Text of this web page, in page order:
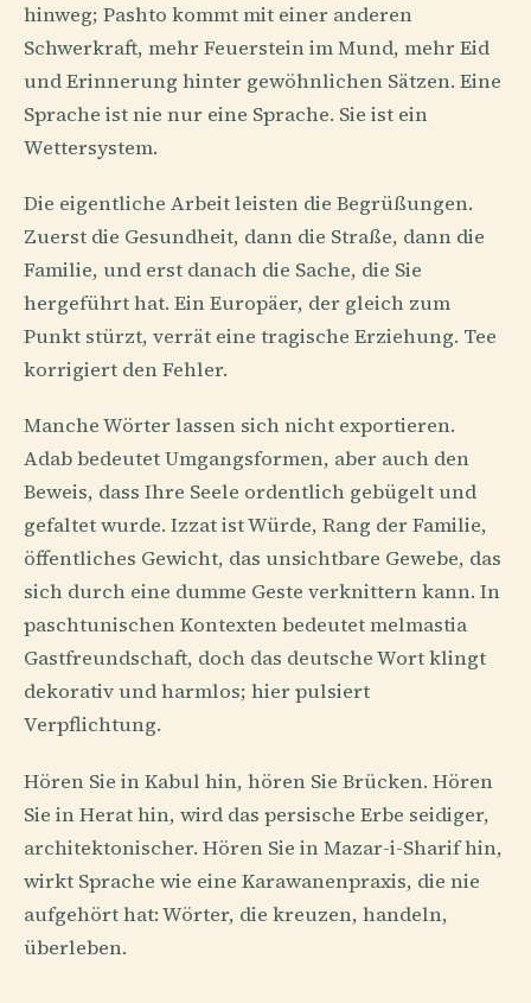
hinweg; Pashto kommt mit einer anderen
Schwerkraft, mehr Feuerstein im Mund, mehr Eid
und Erinnerung hinter gewöhnlichen Sätzen. Eine
Sprache ist nie nur eine Sprache. Sie ist ein
Wettersystem.
Die eigentliche Arbeit leisten die Begrüßungen.
Zuerst die Gesundheit, dann die Straße, dann die
Familie, und erst danach die Sache, die Sie
hergeführt hat. Ein Europäer, der gleich zum
Punkt stürzt, verrät eine tragische Erziehung. Tee
korrigiert den Fehler.
Manche Wörter lassen sich nicht exportieren.
Adab bedeutet Umgangsformen, aber auch den
Beweis, dass Ihre Seele ordentlich gebügelt und
gefaltet wurde. Izzat ist Würde, Rang der Familie,
öffentliches Gewicht, das unsichtbare Gewebe, das
sich durch eine dumme Geste verknittern kann. In
paschtunischen Kontexten bedeutet melmastia
Gastfreundschaft, doch das deutsche Wort klingt
dekorativ und harmlos; hier pulsiert
Verpflichtung.
Hören Sie in Kabul hin, hören Sie Brücken. Hören
Sie in Herat hin, wird das persische Erbe seidiger,
architektonischer. Hören Sie in Mazar-i-Sharif hin,
wirkt Sprache wie eine Karawanenpraxis, die nie
aufgehört hat: Wörter, die kreuzen, handeln,
überleben.